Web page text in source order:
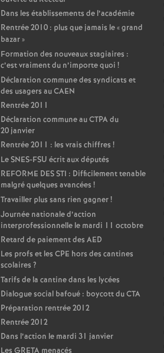
Dans les établissements de l’académie
Rentrée 2010 : plus que jamais le «grand
bazar»
Formation des nouveaux stagiaires :
c’est vraiment du n’importe quoi !
Déclaration commune des syndicats et
des usagers au CAEN
Rentrée 2011
Déclaration commune au CTPA du
20 janvier
Rentrée 2011 : les vrais chiffres !
Le SNES-FSU écrit aux députés
REFORME DES STI : Difficilement tenable
malgré quelques avancées !
Travailler plus sans rien gagner!
Journée nationale d’action
interprofessionnelle le mardi 11 octobre
Retard de paiement des AED
Les profs et les CPE hors des cantines
scolaires ?
Tarifs de la cantine dans les lycées
Dialogue social bafoué : boycott du CTA
Préparation rentrée 2012
Rentrée 2012
Dans l’action le mardi 31 janvier